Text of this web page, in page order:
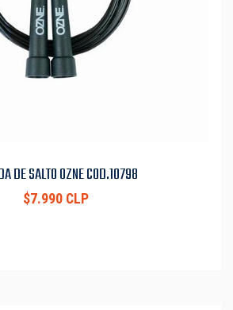
DE SALTO OZNE COD.10798
$7.990 CLP